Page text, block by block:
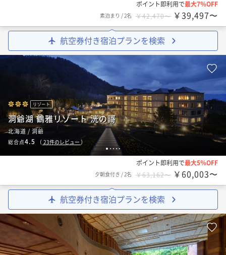
ポイント即利用で最大7％OFF
素泊まり /2名 ￥42,470〜 ￥39,497〜
航空券付き宿泊プランを検索
1 2 345
リゾート
洞爺湖 鶴雅リゾート 洸の謌
北海道 / 洞爺
総合点4.5 （ 23件のレビュー ）
ポイント即利用で最大5％OFF
夕朝食付き /2名 ￥63,162〜 ￥60,003〜
航空券付き宿泊プランを検索